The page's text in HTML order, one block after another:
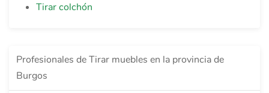
Tirar colchón
Profesionales de Tirar muebles en la provincia de
Burgos